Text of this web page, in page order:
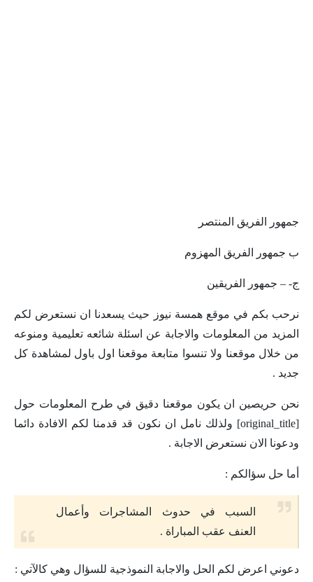
جمهور الفريق المنتصر
ب جمهور الفريق المهزوم
ج- – جمهور الفريقين
نرحب بكم في موقع همسة نيوز حيث يسعدنا ان نستعرض لكم
المزيد من المعلومات والاجابة عن اسئلة شائعه تعليمية ومنوعه
من خلال موقعنا ولا تنسوا متابعة موقعنا اول باول لمشاهدة كل
جديد .
نحن حريصين ان يكون موقعنا دقيق في طرح المعلومات حول
[original_title] ولذلك نامل ان نكون قد قدمنا لكم الافادة دائما
ودعونا الان نستعرض الاجابة .
أما حل سؤالكم :
السبب في حدوث المشاجرات وأعمال
العنف عقب المباراة .
دعوني اعرض لكم الحل والاجابة النموذجية للسؤال وهي كالآتي :